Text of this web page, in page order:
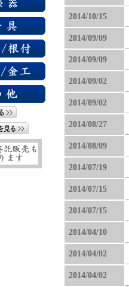
2014/10/15
2014/09/09
2014/09/09
2014/09/02
2014/09/02
2014/08/27
2014/08/09
2014/07/19
2014/07/15
2014/07/15
2014/04/10
2014/04/02
2014/04/02